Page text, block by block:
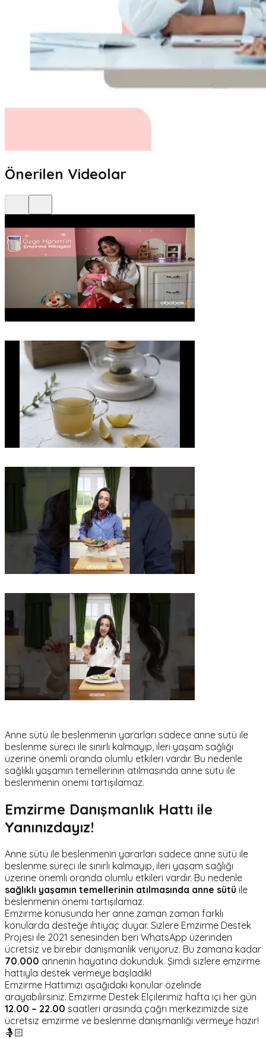
Önerilen Videolar
Anne sütü ile beslenmenin yararları sadece anne sütü ile
beslenme süreci ile sınırlı kalmayıp, ileri yaşam sağlığı
üzerine önemli oranda olumlu etkileri vardır. Bu nedenle
sağlıklı yaşamın temellerinin atılmasında anne sütü ile
beslenmenin önemi tartışılamaz.
Emzirme Danışmanlık Hattı ile
Yanınızdayız!
Anne sütü ile beslenmenin yararları sadece anne sütü ile
beslenme süreci ile sınırlı kalmayıp, ileri yaşam sağlığı
üzerine önemli oranda olumlu etkileri vardır. Bu nedenle
sağlıklı yaşamın temellerinin atılmasında anne sütü ile
beslenmenin önemi tartışılamaz.
Emzirme konusunda her anne zaman zaman farklı
konularda desteğe ihtiyaç duyar. Sizlere Emzirme Destek
Projesi ile 2021 senesinden beri WhatsApp üzerinden
ücretsiz ve birebir danışmanlık veriyoruz. Bu zamana kadar
70.000 annenin hayatına dokunduk. Şimdi sizlere emzirme
hattıyla destek vermeye başladık!
Emzirme Hattımızı aşağıdaki konular özelinde
arayabilirsiniz. Emzirme Destek Elçilerimiz hafta içi her gün
12.00 – 22.00 saatleri arasında çağrı merkezimizde size
ücretsiz emzirme ve beslenme danışmanlığı vermeye hazır!
🤱🏻